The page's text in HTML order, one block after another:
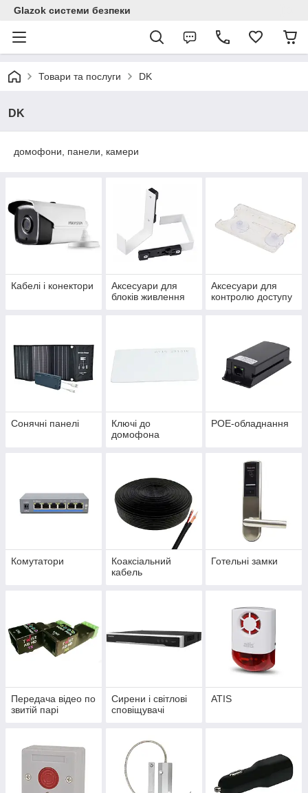
Glazok системи безпеки
Товари та послуги DK
DK
домофони, панели, камери
Кабелі і конектори
Аксесуари для
блоків живлення
Аксесуари для
контролю доступу
Сонячні панелі
Ключі до
домофона
POE-обладнання
Комутатори
Коаксіальний
кабель
Готельні замки
Передача відео по
звитій парі
Сирени і світлові
сповіщувачі
ATIS